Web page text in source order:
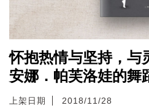
怀抱热情与坚持，与
安娜．帕芙洛娃的舞
上架日期 2018/11/28